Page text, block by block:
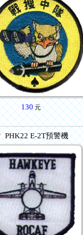
130元
PHK22 E-2T預警機